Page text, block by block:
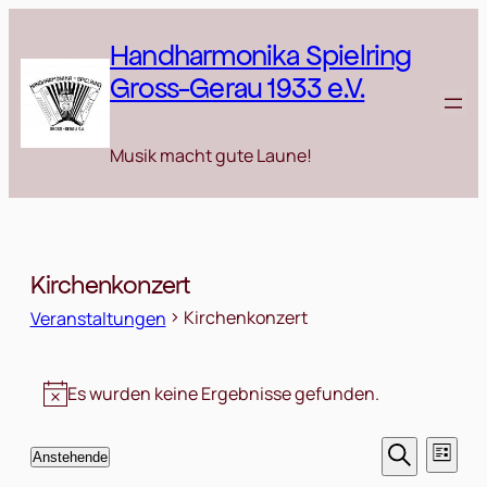
Handharmonika Spielring
Gross-Gerau 1933 e.V.
Musik macht gute Laune!
Kirchenkonzert
Veranstaltungen Kirchenkonzert
Veranstaltungen
Hinweis
Es wurden keine Ergebnisse gefunden.
Suche
Liste
Anstehende